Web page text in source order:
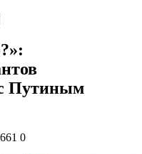
с Путиным
0